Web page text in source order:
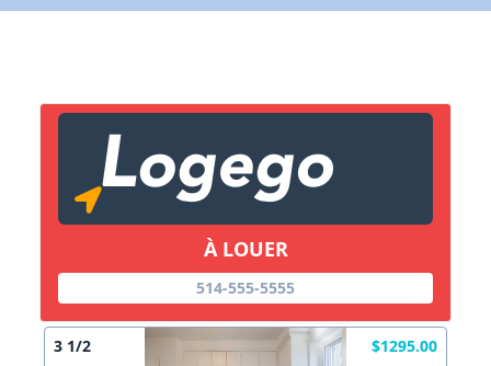
À LOUER
514-555-5555
3 1/2 $1295.00
X Fermer
Lien vers inscription (sera inclus dans courriel)
Copier lien
X Fermer